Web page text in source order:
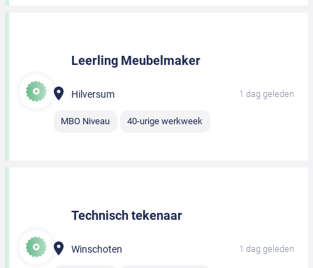
Leerling Meubelmaker
Hilversum 1 dag geleden
MBO Niveau 40-urige werkweek
Technisch tekenaar
Winschoten 1 dag geleden